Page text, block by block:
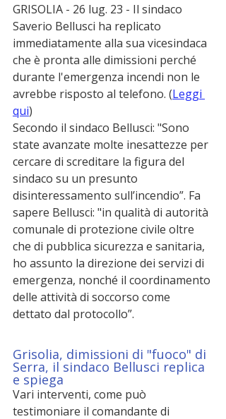
GRISOLIA - 26 lug. 23 - Il sindaco
Saverio Bellusci ha replicato
immediatamente alla sua vicesindaca
che è pronta alle dimissioni perché
durante l'emergenza incendi non le
avrebbe risposto al telefono. (Leggi
qui)
Secondo il sindaco Bellusci: "Sono
state avanzate molte inesattezze per
cercare di screditare la figura del
sindaco su un presunto
disinteressamento sull’incendio”. Fa
sapere Bellusci: "in qualità di autorità
comunale di protezione civile oltre
che di pubblica sicurezza e sanitaria,
ho assunto la direzione dei servizi di
emergenza, nonché il coordinamento
delle attività di soccorso come
dettato dal protocollo”.
Grisolia, dimissioni di "fuoco" di
Serra, il sindaco Bellusci replica
e spiega
Vari interventi, come può
testimoniare il comandante di